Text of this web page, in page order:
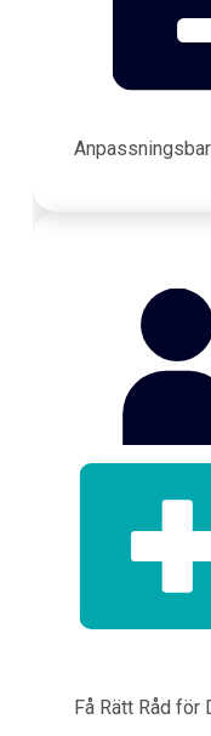
Få Rätt Råd för